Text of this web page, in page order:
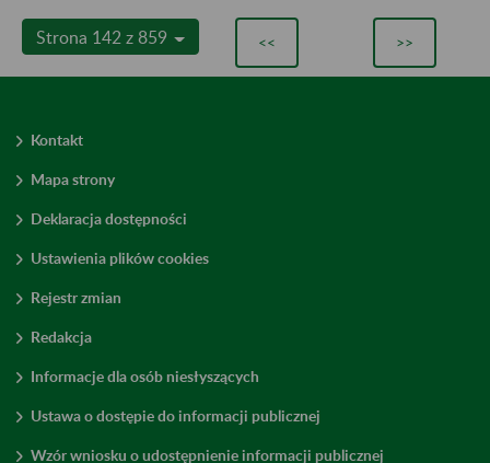
Strona 142 z 859 << >>
Kontakt
Mapa strony
Deklaracja dostępności
Ustawienia plików cookies
Rejestr zmian
Redakcja
Informacje dla osób niesłyszących
Ustawa o dostępie do informacji publicznej
Wzór wniosku o udostępnienie informacji publicznej